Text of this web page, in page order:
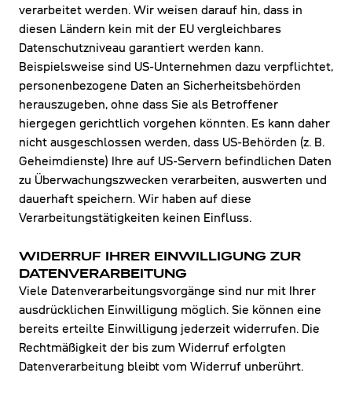
verarbeitet werden. Wir weisen darauf hin, dass in
diesen Ländern kein mit der EU vergleichbares
Datenschutzniveau garantiert werden kann.
Beispielsweise sind US-Unternehmen dazu verpflichtet,
personenbezogene Daten an Sicherheitsbehörden
herauszugeben, ohne dass Sie als Betroffener
hiergegen gerichtlich vorgehen könnten. Es kann daher
nicht ausgeschlossen werden, dass US-Behörden (z. B.
Geheimdienste) Ihre auf US-Servern befindlichen Daten
zu Überwachungszwecken verarbeiten, auswerten und
dauerhaft speichern. Wir haben auf diese
Verarbeitungstätigkeiten keinen Einfluss.
WIDERRUF IHRER EINWILLIGUNG ZUR
DATENVERARBEITUNG
Viele Datenverarbeitungsvorgänge sind nur mit Ihrer
ausdrücklichen Einwilligung möglich. Sie können eine
bereits erteilte Einwilligung jederzeit widerrufen. Die
Rechtmäßigkeit der bis zum Widerruf erfolgten
Datenverarbeitung bleibt vom Widerruf unberührt.